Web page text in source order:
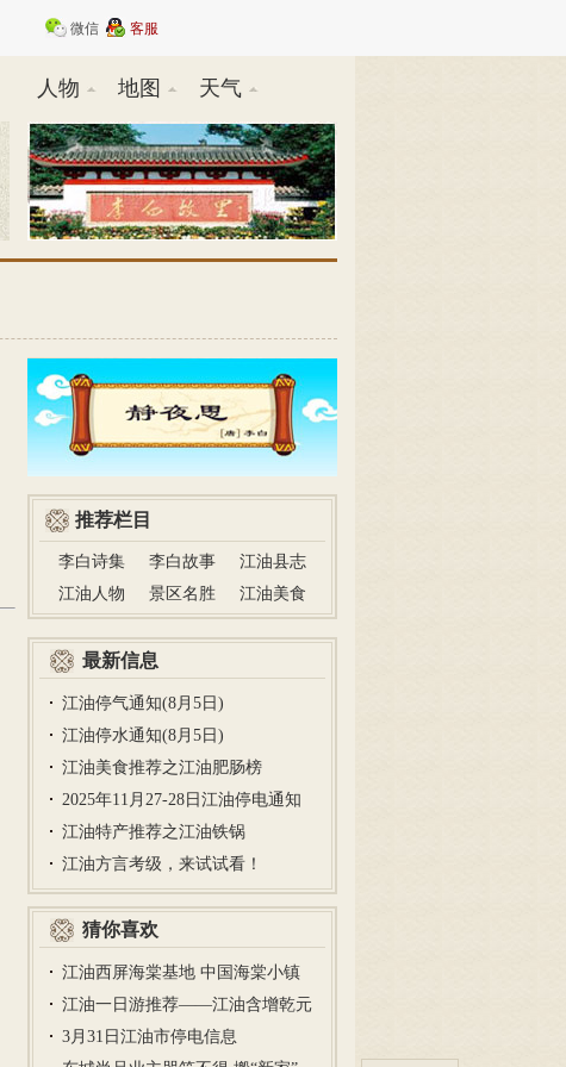
微信 客服
人物 地图 天气
推荐栏目
李白诗集 李白故事
江油县志
江油人物
景区名胜 江油美食
最新信息
江油停气通知(8月5日)
江油停水通知(8月5日)
江油美食推荐之江油肥肠榜
2025年11月27-28日江油停电通知
江油特产推荐之江油铁锅
江油方言考级，来试试看！
猜你喜欢
江油西屏海棠基地 中国海棠小镇
江油一日游推荐——江油含增乾元
山…
3月31日江油市停电信息